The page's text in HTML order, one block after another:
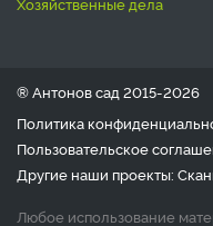
® Антонов сад 2015-2026
Политика
Пользовательское
Другие наши проекты:
Любое использование